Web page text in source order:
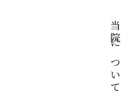
当院について